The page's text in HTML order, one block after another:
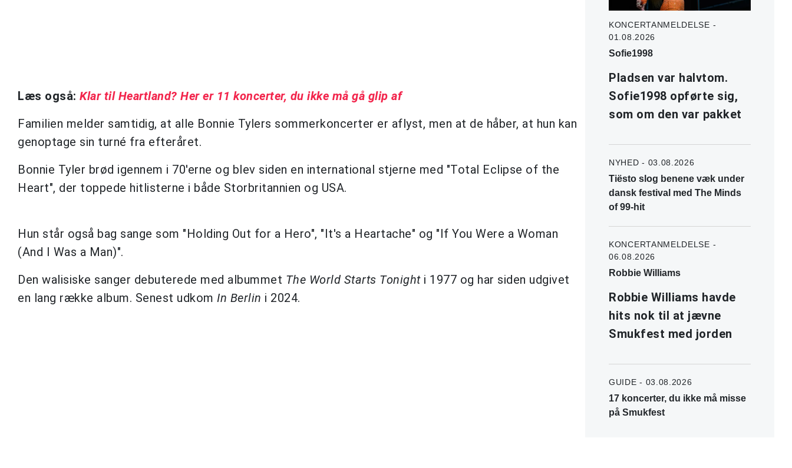
Læs også: Klar til Heartland? Her er 11 koncerter, du ikke må gå glip af
Familien melder samtidig, at alle Bonnie Tylers sommerkoncerter er aflyst, men at de håber, at hun kan
genoptage sin turné fra efteråret.
Bonnie Tyler brød igennem i 70'erne og blev siden en international stjerne med "Total Eclipse of the
Heart", der toppede hitlisterne i både Storbritannien og USA.
Hun står også bag sange som "Holding Out for a Hero", "It's a Heartache" og "If You Were a Woman
(And I Was a Man)".
Den walisiske sanger debuterede med albummet The World Starts Tonighti 1977 og har siden udgivet
en lang række album. Senest udkom In Berlin i 2024.
KONCERTANMELDELSE -
01.08.2026
Sofie1998
Pladsen var halvtom.
Sofie1998 opførte sig,
som om den var pakket
NYHED - 03.08.2026
Tiësto slog benene væk under
dansk festival med The Minds
of 99-hit
KONCERTANMELDELSE -
06.08.2026
Robbie Williams
Robbie Williams havde
hits nok til at jævne
Smukfest med jorden
GUIDE - 03.08.2026
17 koncerter, du ikke må misse
på Smukfest